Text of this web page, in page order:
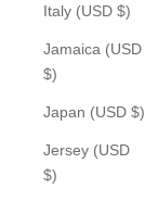
Italy (USD $)
Jamaica (USD
$)
Japan (USD $)
Jersey (USD
$)